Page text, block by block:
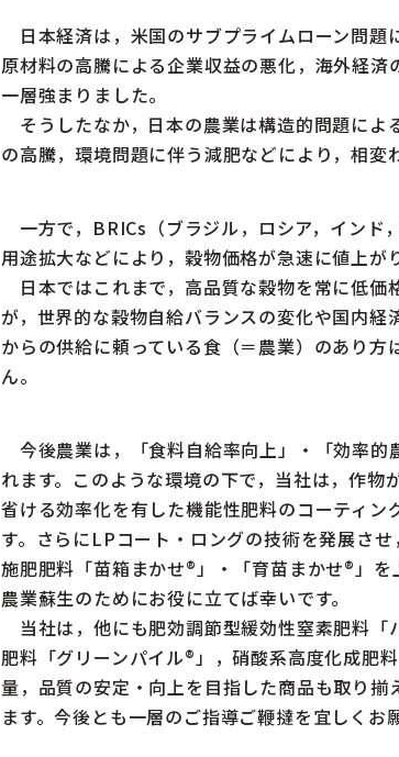
日本経済は，米国のサブプライムローン問題
原材料の高騰による企業収益の悪化，海外経
一層強まりました。
そうしたなか，日本の農業は構造的問題によ
の高騰，環境問題に伴う減肥などにより，相変
一方で，BRICs（ブラジル，ロシア，インド
用途拡大などにより，穀物価格が急速に値上が
日本ではこれまで，高品質な穀物を常に低価
が，世界的な穀物自給バランスの変化や国内
からの供給に頼っている食（＝農業）のあり
ん。
今後農業は，「食料自給率向上」・「効率
れます。このような環境の下で，当社は，作
省ける効率化を有した機能性肥料のコーティ
す。さらにLPコート・ロングの技術を発展さ
施肥肥料「苗箱まかせ®」・「育苗まかせ®」
農業蘇生のためにお役に立てば幸いです。
当社は，他にも肥効調節型緩効性窒素肥料「
肥料「グリーンパイル®」，硝酸系高度化成肥
量，品質の安定・向上を目指した商品も取り
ます。今後とも一層のご指導ご鞭撻を宜しくお